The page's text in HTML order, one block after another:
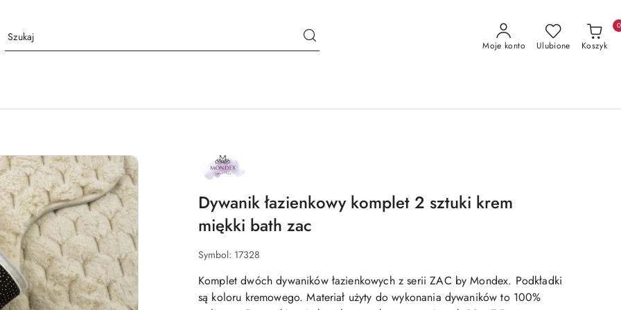
Moje konto Ulubione Koszyk
0
NAZWA
PRODUCENTA:
MONDEX
Dywanik łazienkowy komplet 2 sztuki krem
miękki bath zac
Symbol: 17328
Komplet dwóch dywaników łazienkowych z serii ZAC by Mondex. Podkładki
są koloru kremowego. Materiał użyty do wykonania dywaników to 100%